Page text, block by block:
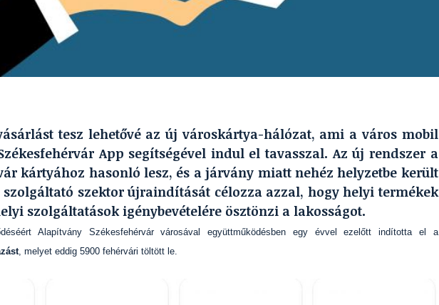
tesz lehetővé az új városkártya-hálózat, ami a város mobil
App segítségével indul el tavasszal. Az új rendszer a
kártyához hasonló lesz, és a járvány miatt nehéz helyzetbe került
szolgáltató szektor újraindítását célozza azzal, hogy helyi termékek
szolgáltatások igénybevételére ösztönzi a lakosságot.
Alapítvány Székesfehérvár városával együttműködésben egy évvel ezelőtt indította el a
, melyet eddig 5900 fehérvári töltött le.